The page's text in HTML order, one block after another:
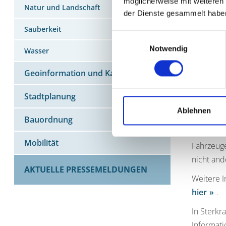
der Dienste gesammelt
Notwendig
Ablehnen
Natur und Landschaft
Sauberkeit
Wasser
Geoinformation und Kataster
Stadtplanung
Bauordnung
Mobilität
AKTUELLE PRESSEMELDUNGEN
Bei
Books
Für
Das
nicht
Weitere
hier
.
In